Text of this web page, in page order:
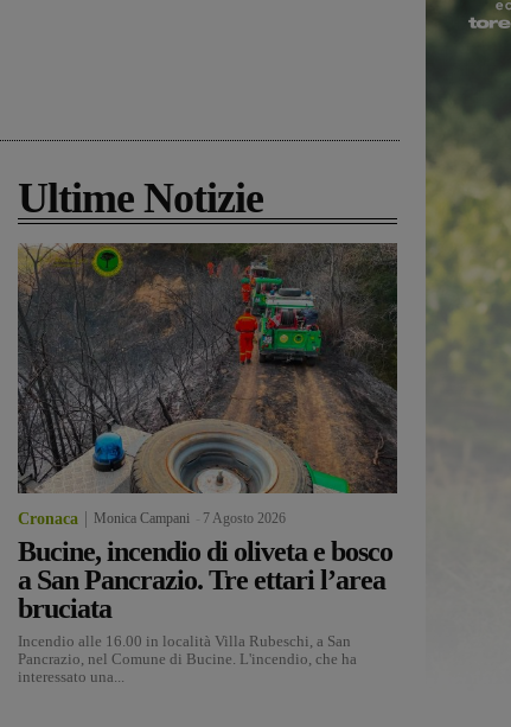
Ultime Notizie
Cronaca Monica Campani 7 Agosto 2026
Bucine, incendio di oliveta e bosco
a San Pancrazio. Tre ettari l’area
bruciata
Incendio alle 16.00 in località Villa Rubeschi, a San
Pancrazio, nel Comune di Bucine. L'incendio, che ha
interessato una...